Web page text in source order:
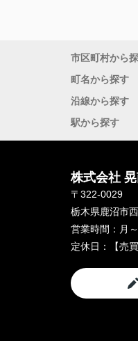
市区町村から
町名から探す
沿線から探す
駅から探す
株式会社
〒322-0029
栃木県鹿沼市
営業時間： 月
定休日：
【売